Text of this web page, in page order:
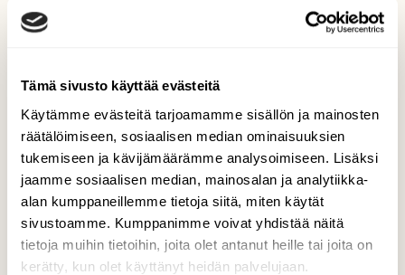
Tämä sivusto käyttää evästeitä
Käytämme evästeitä tarjoamamme sisällön ja mainosten
räätälöimiseen, sosiaalisen median ominaisuuksien
tukemiseen ja kävijämäärämme analysoimiseen. Lisäksi
jaamme sosiaalisen median, mainosalan ja analytiikka-
alan kumppaneillemme tietoja siitä, miten käytät
sivustoamme. Kumppanimme voivat yhdistää näitä
tietoja muihin tietoihin, joita olet antanut heille tai joita on
kerätty, kun olet käyttänyt heidän palvelujaan.
Rentukka
Kukkakärpäset tulivat heti. Kaikenlaisia
hyönteisiä lentelee nyt ilmassa, mutta ei
vielä yhtään hyttystä, eikä paarmaa.
Hirvikärpäset tulee sitten, kun puolukka
kypsyy.